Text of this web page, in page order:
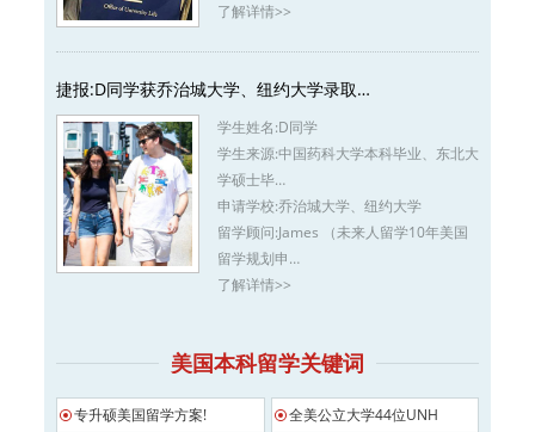
了解详情>>
捷报:D同学获乔治城大学、纽约大学录取…
学生姓名:D同学
学生来源:中国药科大学本科毕业、东北大
学硕士毕…
申请学校:乔治城大学、纽约大学
留学顾问:James （未来人留学10年美国
留学规划申…
了解详情>>
美国本科留学关键词
专升硕美国留学方案! 全美公立大学44位UNH